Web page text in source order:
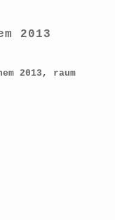
2013
2013 , raum